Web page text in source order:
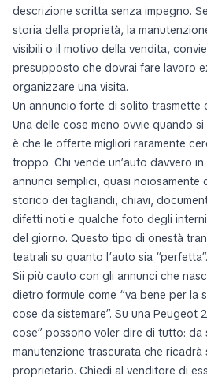
descrizione scritta senza impegno.
storia della proprietà, la
visibili o il motivo della vendita,
presupposto che dovrai fare lavoro
organizzare una visita.
Un annuncio forte di solito trasmette
Una delle cose meno ovvie quando
è che le offerte migliori raramente
troppo. Chi vende un’auto davvero
annunci semplici, quasi noiosamente
storico dei tagliandi, chiavi,
difetti noti e qualche foto degli
del giorno. Questo tipo di onestà
teatrali su quanto l’auto sia “perfetta”.
Sii più cauto con gli annunci che
dietro formule come “va bene per la
cose da sistemare”. Su una Peugeot
cose” possono voler dire di tutto: da
manutenzione trascurata che ricadrà
proprietario. Chiedi al venditore di